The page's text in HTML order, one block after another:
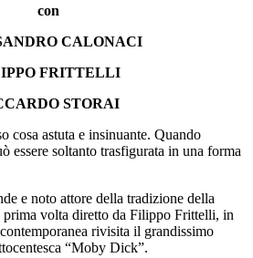
con
CALONACI
FRITTELLI
STORAI
cosa astuta e insinuante. Quando
essere soltanto trasfigurata in una forma
e noto attore della tradizione della
prima volta diretto da Filippo Frittelli, in
rivisita il grandissimo
“Moby Dick”.